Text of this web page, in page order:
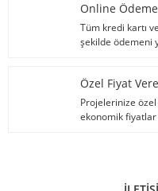
Online Ödeme
Tüm kredi kartı
şekilde ödemeni
Özel Fiyat
Projelerinize
ekonomik